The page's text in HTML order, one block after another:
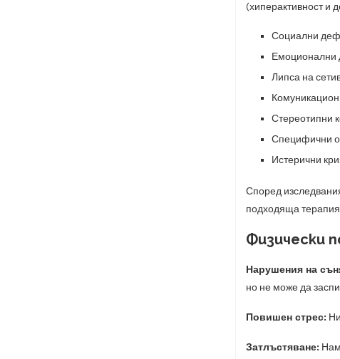
(хиперактивност и
Социални
Емоционални
Липса на
Стереотипни
Специфични
Истерични
Според
подходяща
Физически
Нарушения на
но не може да
Повишен стрес:
Затлъстяване: